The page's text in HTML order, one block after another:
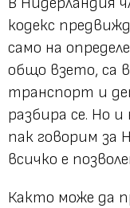
кодекс
само на
общо взето, са
транспорт и
разбира се. Но
пак говорим за
всичко е
Както може да